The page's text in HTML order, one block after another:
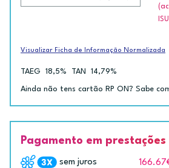
Visualizar Ficha de Informação Normalizada
TAEG 18,5% TAN 14,79%
Ainda não tens cartão RP ON? Sabe
Pagamento em prestações
sem juros